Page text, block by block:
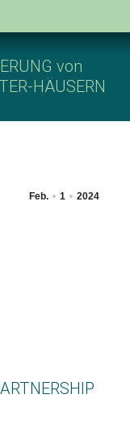
von
HÄUSERN
Feb. 1 2024